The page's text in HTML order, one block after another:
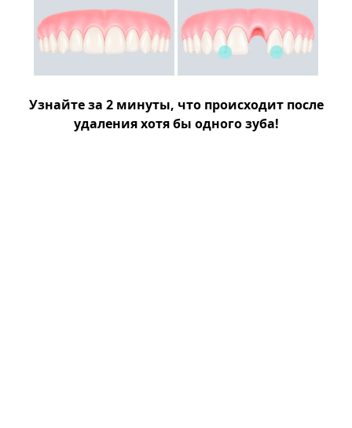
Узнайте за 2 минуты, что происходит после
удаления хотя бы одного зуба!